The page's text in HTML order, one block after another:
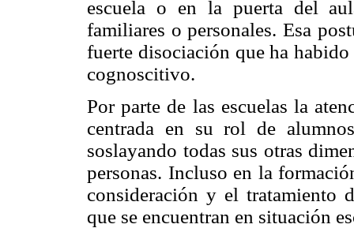
escuela o en la puerta del
familiares o personales. Esa
fuerte disociación que ha
cognoscitivo.
Por parte de las escuelas la
centrada en su rol de
soslayando todas sus otras
personas. Incluso en la
consideración y el tratamiento
que se encuentran en situación